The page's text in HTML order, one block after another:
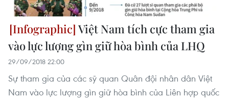
Việt Nam tích cực tham gia
vào lực lượng gìn giữ hòa bình của LHQ
29/09/2018 22:00
Sự tham gia của các sỹ quan Quân đội nhân dân Việt
Nam vào lực lượng gìn giữ hòa bình của Liên hợp quốc